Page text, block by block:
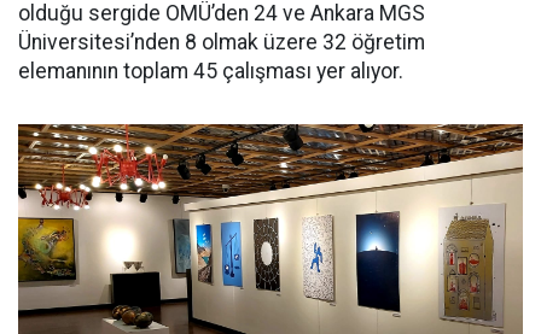
olduğu sergide OMÜ’den 24 ve Ankara MGS
Üniversitesi’nden 8 olmak üzere 32 öğretim
elemanının toplam 45 çalışması yer alıyor.